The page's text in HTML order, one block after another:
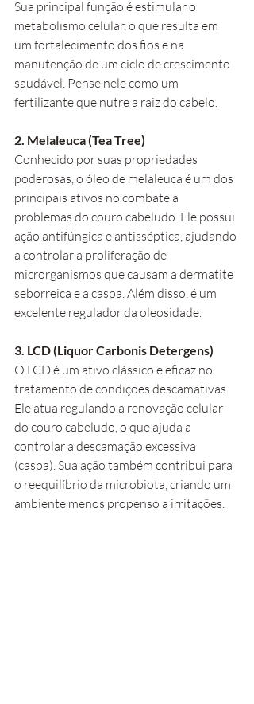
Sua principal função é estimular o
metabolismo celular, o que resulta em
um fortalecimento dos fios e na
manutenção de um ciclo de crescimento
saudável. Pense nele como um
fertilizante que nutre a raiz do cabelo.
2. Melaleuca (Tea Tree)
Conhecido por suas propriedades
poderosas, o óleo de melaleuca é um dos
principais ativos no combate a
problemas do couro cabeludo. Ele possui
ação antifúngica e antisséptica, ajudando
a controlar a proliferação de
microrganismos que causam a dermatite
seborreica e a caspa. Além disso, é um
excelente regulador da oleosidade.
3. LCD (Liquor Carbonis Detergens)
O LCD é um ativo clássico e eficaz no
tratamento de condições descamativas.
Ele atua regulando a renovação celular
do couro cabeludo, o que ajuda a
controlar a descamação excessiva
(caspa). Sua ação também contribui para
o reequilíbrio da microbiota, criando um
ambiente menos propenso a irritações.